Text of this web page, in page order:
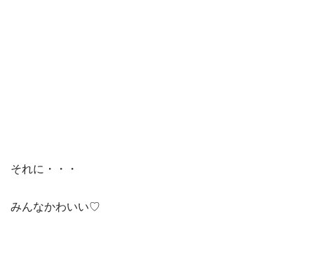
それに・・・
みんなかわいい♡